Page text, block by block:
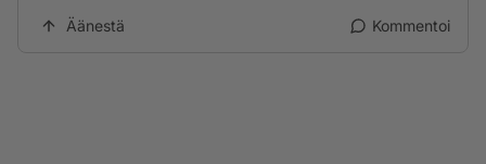
Äänestä Kommentoi